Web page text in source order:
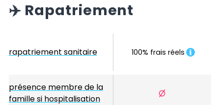
✈️ Rapatriement
rapatriement sanitaire 100% frais réels
présence membre de la
famille si hospitalisation